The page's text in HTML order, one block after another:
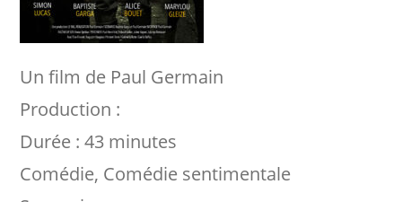
Un film de Paul Germain
Production :
Durée : 43 minutes
Comédie, Comédie sentimentale